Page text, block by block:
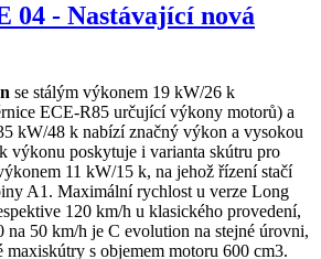
04 - Nastávající nová
se stálým výkonem 19 kW/26 k
ECE-R85 určující výkony motorů) a
kW/48 k nabízí značný výkon a vysokou
výkonu poskytuje i varianta skútru pro
11 kW/15 k, na jehož řízení stačí
A1. Maximální rychlost u verze Long
120 km/h u klasického provedení,
na 50 km/h je C evolution na stejné úrovni,
maxiskútry s objemem motoru 600 cm3.